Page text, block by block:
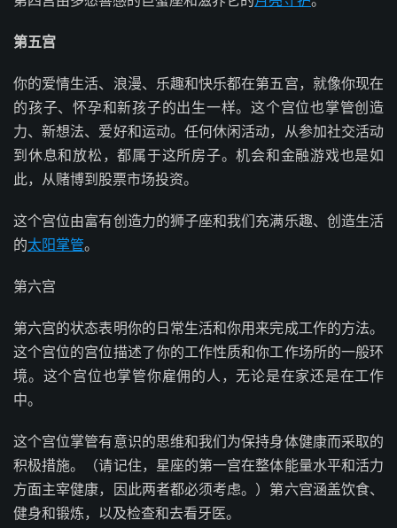
第五宫
你的爱情生活、浪漫、乐趣和快乐都在第五宫，就像你现在
的孩子、怀孕和新孩子的出生一样。这个宫位也掌管创造
力、新想法、爱好和运动。任何休闲活动，从参加社交活动
到休息和放松，都属于这所房子。机会和金融游戏也是如
此，从赌博到股票市场投资。
这个宫位由富有创造力的狮子座和我们充满乐趣、创造生活
的太阳掌管。
第六宫
第六宫的状态表明你的日常生活和你用来完成工作的方法。
这个宫位的宫位描述了你的工作性质和你工作场所的一般环
境。这个宫位也掌管你雇佣的人，无论是在家还是在工作
中。
这个宫位掌管有意识的思维和我们为保持身体健康而采取的
积极措施。（请记住，星座的第一宫在整体能量水平和活力
方面主宰健康，因此两者都必须考虑。）第六宫涵盖饮食、
健身和锻炼，以及检查和去看牙医。